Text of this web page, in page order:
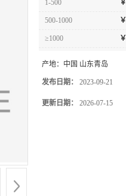
1-500 ￥
500-1000 ￥
≥1000 ￥
产地： 中国 山东青岛
发布日期： 2023-09-21
更新日期： 2026-07-15